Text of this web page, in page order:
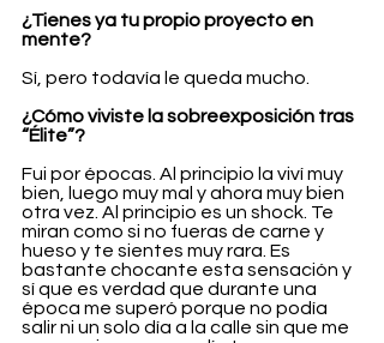
¿Tienes ya tu propio proyecto en
mente?
Sí, pero todavía le queda mucho.
¿Cómo viviste la sobreexposición tras
“Élite”?
Fui por épocas. Al principio la viví muy
bien, luego muy mal y ahora muy bien
otra vez. Al principio es un shock. Te
miran como si no fueras de carne y
hueso y te sientes muy rara. Es
bastante chocante esta sensación y
sí que es verdad que durante una
época me superó porque no podía
salir ni un solo día a la calle sin que me